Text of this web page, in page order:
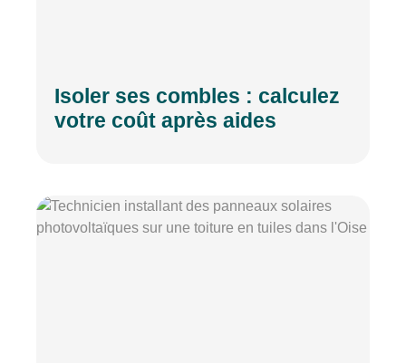
Isoler ses combles : calculez
votre coût après aides